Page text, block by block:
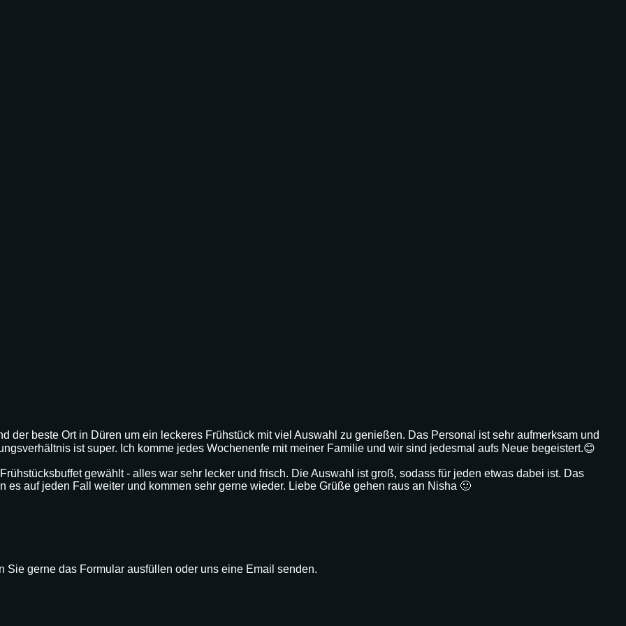
der beste Ort in Düren um ein leckeres Frühstück mit viel Auswahl zu genießen. Das Personal ist sehr aufmerksam und
ist super. Ich komme jedes Wochenenfe mit meiner Familie und wir sind jedesmal aufs Neue begeistert.😊
gewählt - alles war sehr lecker und frisch. Die Auswahl ist groß, sodass für jeden etwas dabei ist. Das
auf jeden Fall weiter und kommen sehr gerne wieder. Liebe Grüße gehen raus an Nisha 🙂
gerne das Formular ausfüllen oder uns eine Email senden.